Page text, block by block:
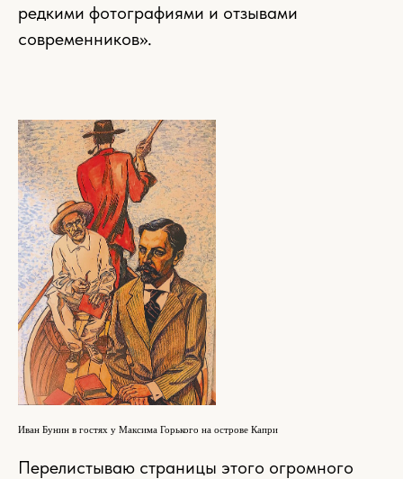
редкими фотографиями и отзывами
современников».
Иван Бунин в гостях у Максима Горького на острове Капри
Перелистываю страницы этого огромного